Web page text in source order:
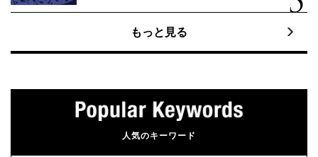
もっと見る
人気のキーワード